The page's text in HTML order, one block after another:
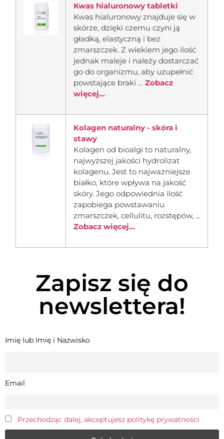
Kwas hialuronowy tabletki
Kwas hialuronowy znajduje się w
skórze, dzięki czemu czyni ją
gładką, elastyczną i bez
zmarszczek. Z wiekiem jego ilość
jednak maleje i należy dostarczać
go do organizmu, aby uzupełnić
powstające braki …Zobacz
więcej...
Kolagen naturalny - skóra i
stawy
Kolagen od bioalgi to naturalny,
najwyższej jakości hydrolizat
kolagenu. Jest to najważniejsze
białko, które wpływa na jakość
skóry. Jego odpowiednia ilość
zapobiega powstawaniu
zmarszczek, cellulitu, rozstępów, ...
Zobacz więcej...
Zapisz się do
newslettera!
Imię lub Imię i Nazwisko
Email
Przechodząc dalej, akceptujesz politykę prywatności